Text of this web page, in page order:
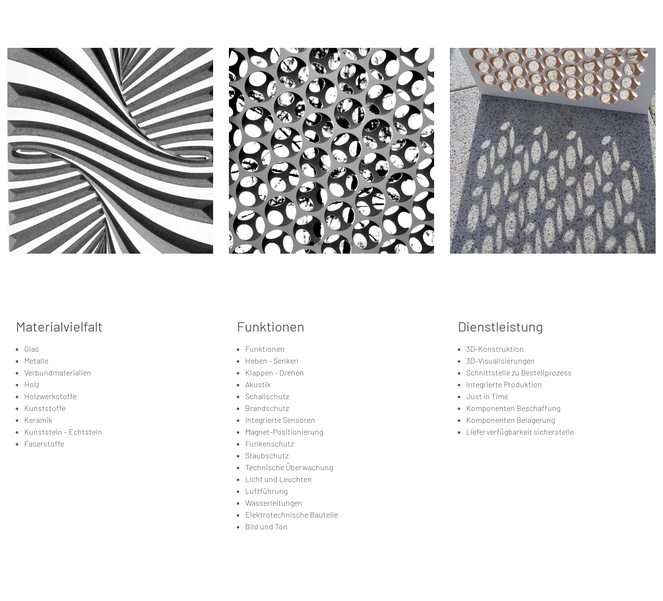
Materialvielfalt
Glas
Metalle
Verbundmaterialien
Holz
Holzwerkstoffe
Kunststoffe
Keramik
Kunststein – Echtstein
Faserstoffe
Funktionen
Funktionen
Heben - Senken
Klappen - Drehen
Akustik
Schallschutz
Brandschutz
Integrierte Sensoren
Magnet-Positionierung
Funkenschutz
Staubschutz
Technische Überwachung
Licht und Leuchten
Luftführung
Wasserleitungen
Elektrotechnische Bauteile
Bild und Ton
Dienstleistung
3D-Konstruktion
3D-Visualisierungen
Schnittstelle zu Bestellprozess
Integrierte Produktion
Just in Time
Komponenten Beschaffung
Komponenten Belagerung
Lieferverfügbarkeit sicherstelle